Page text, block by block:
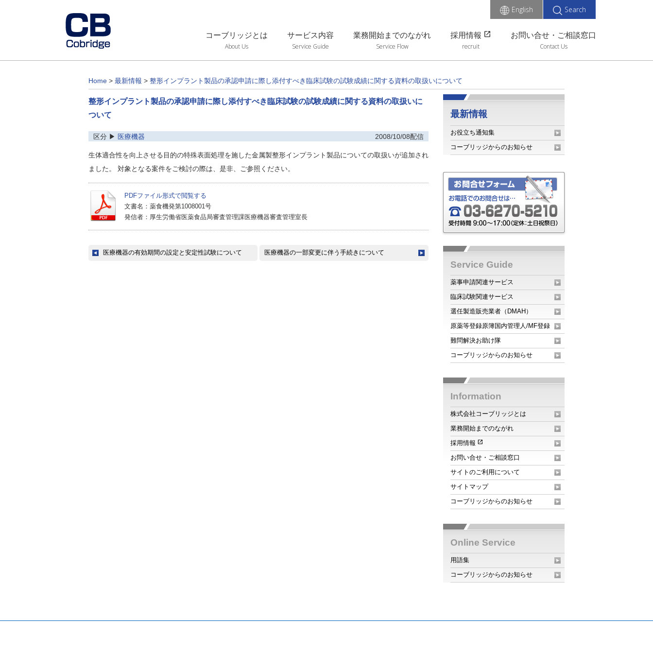
コーブリッジとは
About Us
サービス内容
Service Guide
業務開始までのながれ
Service Flow
採用情報 open_in_new
recruit
お問い合せ・ご相談窓口
Contact Us
English Search
Home > 最新情報 > 整形インプラント製品の承認申請に際し添付すべき臨床試験の試験成績に関する資料の取扱いについて
整形インプラント製品の承認申請に際し添付すべき臨床試験の試験成績に関する資料の取扱いに
ついて
区分 ▶ 医療機器 2008/10/08配信
生体適合性を向上させる目的の特殊表面処理を施した金属製整形インプラント製品についての取扱いが追加され
ました。 対象となる案件をご検討の際は、是非、ご参照ください。
PDFファイル形式で閲覧する
文書名：薬食機発第1008001号
発信者：厚生労働省医薬食品局審査管理課医療機器審査管理室長
医療機器の有効期間の設定と安定性試験について 医療機器の一部変更に伴う手続きについて
最新情報
お役立ち通知集
コーブリッジからのお知らせ
Service Guide
薬事申請関連サービス
臨床試験関連サービス
選任製造販売業者（DMAH）
原薬等登録原簿国内管理人/MF登録
難問解決お助け隊
コーブリッジからのお知らせ
Information
株式会社コーブリッジとは
業務開始までのながれ
採用情報 open_in_new
お問い合せ・ご相談窓口
サイトのご利用について
サイトマップ
コーブリッジからのお知らせ
Online Service
用語集
コーブリッジからのお知らせ